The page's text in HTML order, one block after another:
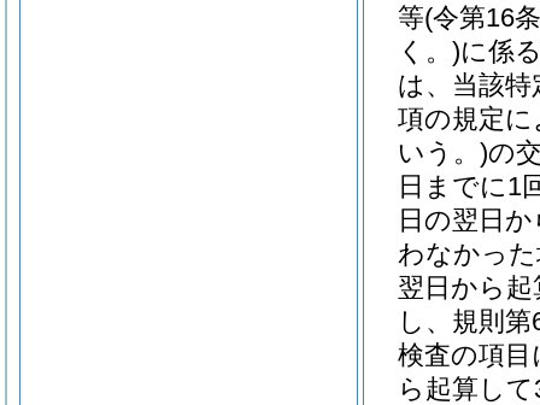
等(令第16
く。)に係
は、当該
項の規定
いう。)の
日までに1
日の翌日
わなかっ
翌日から
し、規則
検査の項
ら起算し